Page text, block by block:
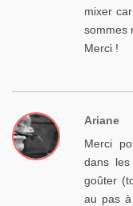
mixer
sommes
Merci !
Ariane
Merci
dans
goûter
au pas